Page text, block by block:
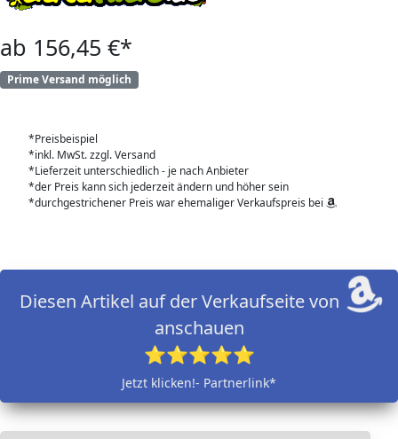
ab 156,45 €*
Prime Versand möglich
*Preisbeispiel
*inkl. MwSt. zzgl. Versand
*Lieferzeit unterschiedlich - je nach Anbieter
*der Preis kann sich jederzeit ändern und höher sein
*durchgestrichener Preis war ehemaliger Verkaufspreis bei
Diesen Artikel auf der Verkaufseite von
anschauen
⭐⭐⭐⭐⭐
Jetzt klicken!- Partnerlink*